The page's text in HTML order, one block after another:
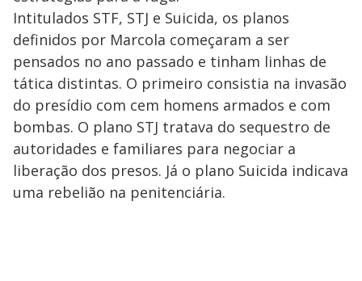
Intitulados STF, STJ e Suicida, os planos
definidos por Marcola começaram a ser
pensados no ano passado e tinham linhas de
tática distintas. O primeiro consistia na invasão
do presídio com cem homens armados e com
bombas. O plano STJ tratava do sequestro de
autoridades e familiares para negociar a
liberação dos presos. Já o plano Suicida indicava
uma rebelião na penitenciária.